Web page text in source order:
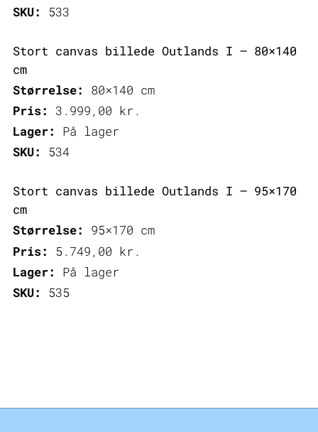
SKU:
533
Stort canvas billede Outlands I – 80×140
cm
Størrelse:
80×140 cm
Pris:
3.999,00 kr.
Lager:
På lager
SKU:
534
Stort canvas billede Outlands I – 95×170
cm
Størrelse:
95×170 cm
Pris:
5.749,00 kr.
Lager:
På lager
SKU:
535